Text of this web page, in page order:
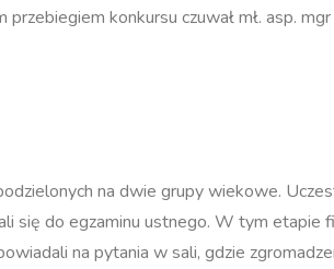
konkursu czuwał mł. asp.
na dwie grupy wiekowe.
się do egzaminu ustnego. W tym
na pytania w sali, gdzie